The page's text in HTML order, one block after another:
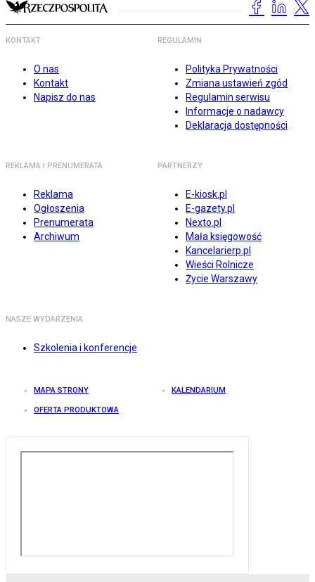
KONTAKT
O nas
Kontakt
Napisz do nas
REGULAMIN
Polityka Prywatności
Zmiana ustawień zgód
Regulamin serwisu
Informacje o nadawcy
Deklaracja dostępności
REKLAMA I PRENUMERATA
Reklama
Ogłoszenia
Prenumerata
Archiwum
PARTNERZY
E-kiosk.pl
E-gazety.pl
Nexto.pl
Mała księgowość
Kancelarierp.pl
Wieści Rolnicze
Życie Warszawy
NASZE WYDARZENIA
Szkolenia i konferencje
MAPA STRONY KALENDARIUM
OFERTA PRODUKTOWA